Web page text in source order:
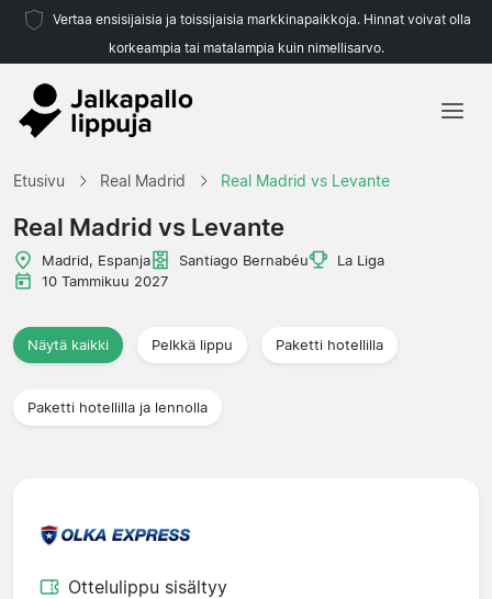
Vertaa ensisijaisia ja toissijaisia markkinapaikkoja. Hinnat voivat olla
korkeampia tai matalampia kuin nimellisarvo.
Etusivu Real Madrid Real Madrid vs Levante
Real Madrid vs Levante
Madrid, Espanja Santiago Bernabéu
La Liga
10 Tammikuu 2027
Näytä kaikki Pelkkä lippu Paketti hotellilla
Paketti hotellilla ja lennolla
Ottelulippu sisältyy